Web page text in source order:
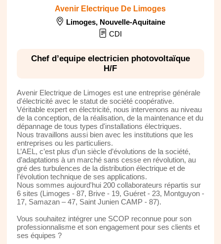
Avenir Electrique De Limoges
Limoges, Nouvelle-Aquitaine
CDI
Chef d’equipe electricien photovoltaïque
H/F
Avenir Electrique de Limoges est une entreprise générale
d'électricité avec le statut de société coopérative.
Véritable expert en électricité, nous intervenons au niveau
de la conception, de la réalisation, de la maintenance et du
dépannage de tous types d'installations électriques.
Nous travaillons aussi bien avec les institutions que les
entreprises ou les particuliers.
L’AEL, c’est plus d’un siècle d’évolutions de la société,
d’adaptations à un marché sans cesse en révolution, au
gré des turbulences de la distribution électrique et de
l’évolution technique de ses applications.
Nous sommes aujourd'hui 200 collaborateurs répartis sur
6 sites (Limoges - 87, Brive - 19, Guéret - 23, Montguyon -
17, Samazan – 47, Saint Junien CAMP - 87).
Vous souhaitez intégrer une SCOP reconnue pour son
professionnalisme et son engagement pour ses clients et
ses équipes ?